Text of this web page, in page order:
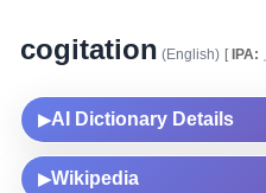
cogitation (English) [IPA:
▶AI Dictionary Details
▶Wikipedia